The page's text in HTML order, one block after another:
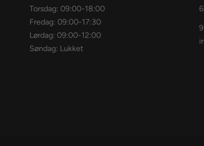
Torsdag: 09:00-18:00
Fredag: 09:00-17:30
Lørdag: 09:00-12:00
Søndag: Lukket